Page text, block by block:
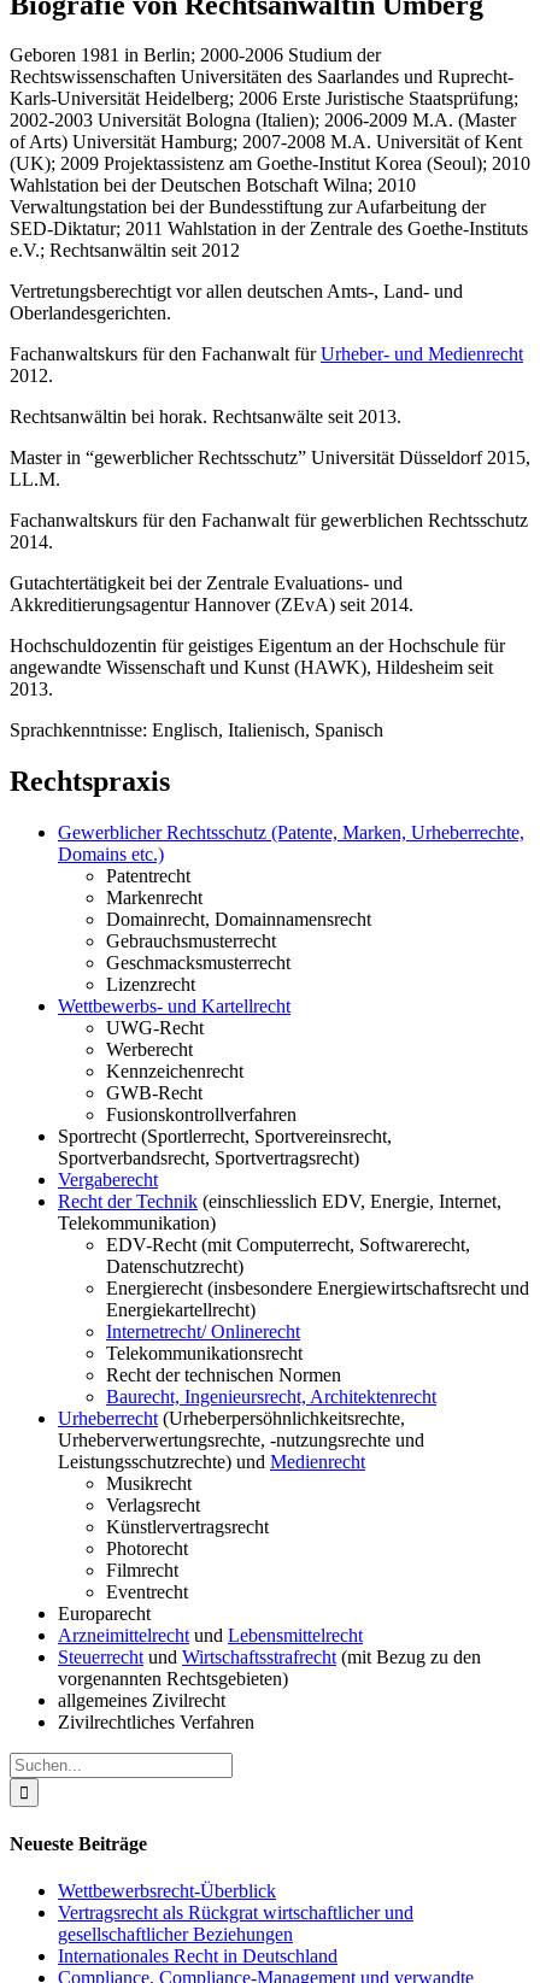
Geboren 1981 in Berlin; 2000-2006 Studium der
Rechtswissenschaften Universitäten des Saarlandes und Ruprecht-
Karls-Universität Heidelberg; 2006 Erste Juristische Staatsprüfung;
2002-2003 Universität Bologna (Italien); 2006-2009 M.A. (Master
of Arts) Universität Hamburg; 2007-2008 M.A. Universität of Kent
(UK); 2009 Projektassistenz am Goethe-Institut Korea (Seoul); 2010
Wahlstation bei der Deutschen Botschaft Wilna; 2010
Verwaltungstation bei der Bundesstiftung zur Aufarbeitung der
SED-Diktatur; 2011 Wahlstation in der Zentrale des Goethe-Instituts
e.V.; Rechtsanwältin seit 2012
Vertretungsberechtigt vor allen deutschen Amts-, Land- und
Oberlandesgerichten.
Fachanwaltskurs für den Fachanwalt fürUrheber- und Medienrecht
2012.
Rechtsanwältin bei horak. Rechtsanwälte seit 2013.
Master in “gewerblicher Rechtsschutz” Universität Düsseldorf 2015,
LL.M.
Fachanwaltskurs für den Fachanwalt für gewerblichen Rechtsschutz
2014.
Gutachtertätigkeit bei der Zentrale Evaluations- und
Akkreditierungsagentur Hannover (ZEvA) seit 2014.
Hochschuldozentin für geistiges Eigentum an der Hochschule für
angewandte Wissenschaft und Kunst (HAWK), Hildesheim seit
2013.
Sprachkenntnisse: Englisch, Italienisch, Spanisch
Rechtspraxis
Gewerblicher Rechtsschutz (Patente, Marken, Urheberrechte,
Domains etc.)
Patentrecht
Markenrecht
Domainrecht, Domainnamensrecht
Gebrauchsmusterrecht
Geschmacksmusterrecht
Lizenzrecht
Wettbewerbs- und Kartellrecht
UWG-Recht
Werberecht
Kennzeichenrecht
GWB-Recht
Fusionskontrollverfahren
Sportrecht (Sportlerrecht, Sportvereinsrecht,
Sportverbandsrecht, Sportvertragsrecht)
Vergaberecht
Recht der Technik (einschliesslich EDV, Energie, Internet,
Telekommunikation)
EDV-Recht (mit Computerrecht, Softwarerecht,
Datenschutzrecht)
Energierecht (insbesondere Energiewirtschaftsrecht und
Energiekartellrecht)
Internetrecht/ Onlinerecht
Telekommunikationsrecht
Recht der technischen Normen
Baurecht, Ingenieursrecht, Architektenrecht
Urheberrecht (Urheberpersöhnlichkeitsrechte,
Urheberverwertungsrechte, -nutzungsrechte und
Leistungsschutzrechte) und Medienrecht
Musikrecht
Verlagsrecht
Künstlervertragsrecht
Photorecht
Filmrecht
Eventrecht
Europarecht
Arzneimittelrecht und Lebensmittelrecht
Steuerrecht und Wirtschaftsstrafrecht (mit Bezug zu den
vorgenannten Rechtsgebieten)
allgemeines Zivilrecht
Zivilrechtliches Verfahren
Suche
nach:
Neueste Beiträge
Wettbewerbsrecht-Überblick
Vertragsrecht als Rückgrat wirtschaftlicher und
gesellschaftlicher Beziehungen
Internationales Recht in Deutschland
Compliance, Compliance-Management und verwandte